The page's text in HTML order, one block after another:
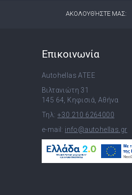
ΑΚΟΛΟΥΘΉΣΤΕ ΜΑΣ:
Επικοινωνία
Autohellas ATEE
Βιλτανιώτη 31
145 64, Κηφισιά, Αθήνα
Τηλ: +30 210 6264000
e-mail: info@autohellas.gr